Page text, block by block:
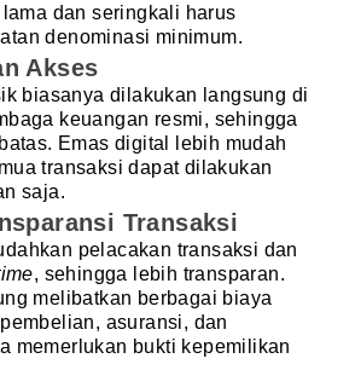
dan seringkali harus
denominasi minimum.
Akses
biasanya dilakukan langsung di
keuangan resmi, sehingga
Emas digital lebih mudah
transaksi dapat dilakukan
saja.
Transaksi
pelacakan transaksi dan
, sehingga lebih transparan.
melibatkan berbagai biaya
asuransi, dan
memerlukan bukti kepemilikan